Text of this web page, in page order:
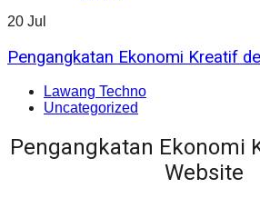
20 Jul
Pengangkatan Ekonomi Kreatif
Lawang Techno
Uncategorized
Pengangkatan Ekonomi
Website